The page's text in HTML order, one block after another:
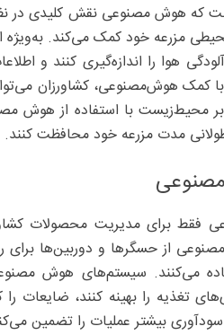
که هوش مصنوعی نقش کلیدی در
مزرعه خود کمک می‌کند.
هوا را اندازه‌‌گیری کنند و
با کمک هوش‌مصنوعی، کشاورزان
بر محیط‌زیست با استفاده از هوش
مدت مزرعه خود محافظت کنند.
فقط برای مدیریت محصولات
از حسگرها و دوربین‌ها برای
می‌کنند. سیستم‌های هوش
تغذیه را بهینه کنند،
بیشتر عملیات را تضمین